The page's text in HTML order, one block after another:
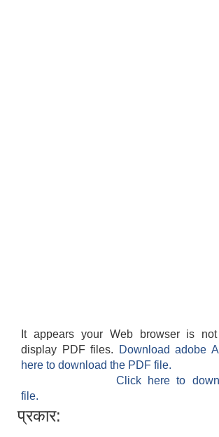
It appears your Web browser is
display PDF files.
Download adobe
here to download the PDF file.
Click here to
file.
प्रकार: